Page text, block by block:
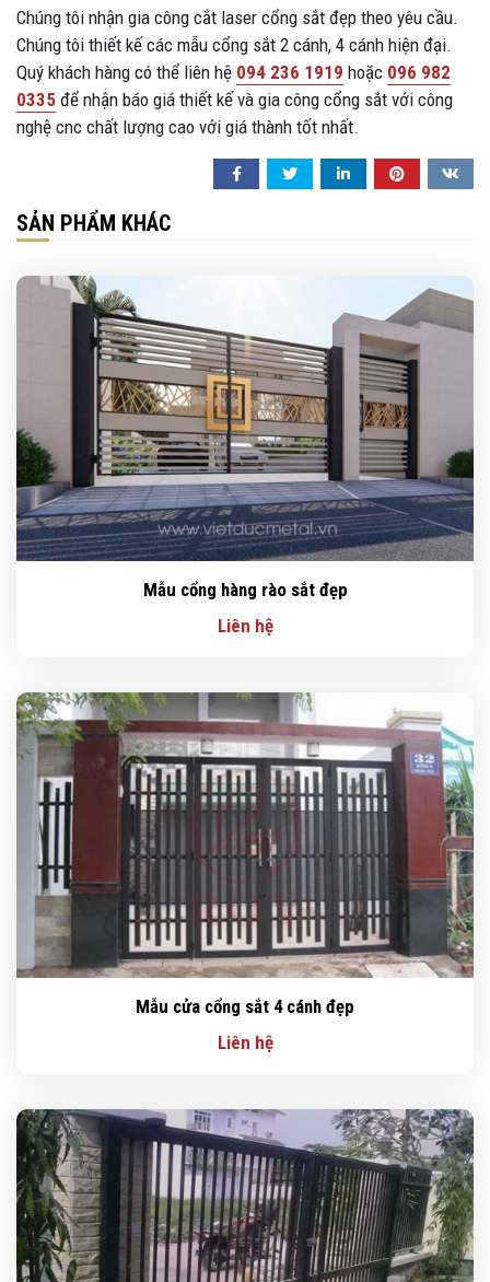
Chúng tôi nhận gia công cắt laser cổng sắt đẹp theo yêu cầu.
Chúng tôi thiết kế các mẫu cổng sắt 2 cánh, 4 cánh hiện đại.
Quý khách hàng có thể liên hệ 094 236 1919 hoặc 096 982
0335 để nhận báo giá thiết kế và gia công cổng sắt với công
nghệ cnc chất lượng cao với giá thành tốt nhất.
SẢN PHẨM KHÁC
Mẫu cổng hàng rào sắt đẹp
Liên hệ
Mẫu cửa cổng sắt 4 cánh đẹp
Liên hệ